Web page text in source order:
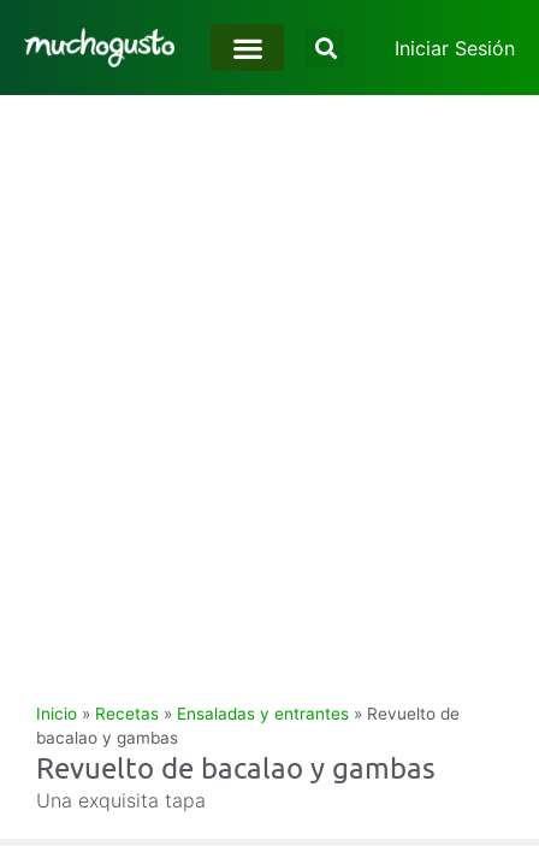
Iniciar Sesión
Inicio » Recetas » Ensaladas y entrantes » Revuelto de
bacalao y gambas
Revuelto de bacalao y gambas
Una exquisita tapa